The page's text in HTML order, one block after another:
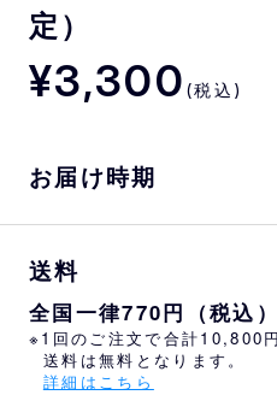
定）
¥3,300 (税込)
お届け時期
送料
全国一律770円（税込）
※1回のご注文で合計10,800
送料は無料となります。
詳細はこちら